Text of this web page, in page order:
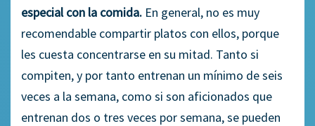
especial con la comida. En general, no es muy
recomendable compartir platos con ellos, porque
les cuesta concentrarse en su mitad. Tanto si
compiten, y por tanto entrenan un mínimo de seis
veces a la semana, como si son aficionados que
entrenan dos o tres veces por semana, se pueden